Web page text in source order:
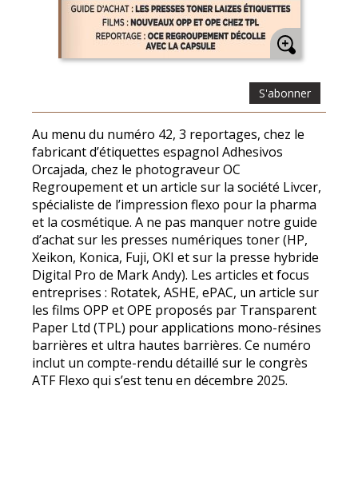
S'abonner
Au menu du numéro 42, 3 reportages, chez le
fabricant d’étiquettes espagnol Adhesivos
Orcajada, chez le photograveur OC
Regroupement et un article sur la société Livcer,
spécialiste de l’impression flexo pour la pharma
et la cosmétique. A ne pas manquer notre guide
d’achat sur les presses numériques toner (HP,
Xeikon, Konica, Fuji, OKI et sur la presse hybride
Digital Pro de Mark Andy). Les articles et focus
entreprises : Rotatek, ASHE, ePAC, un article sur
les films OPP et OPE proposés par Transparent
Paper Ltd (TPL) pour applications mono-résines
barrières et ultra hautes barrières. Ce numéro
inclut un compte-rendu détaillé sur le congrès
ATF Flexo qui s’est tenu en décembre 2025.